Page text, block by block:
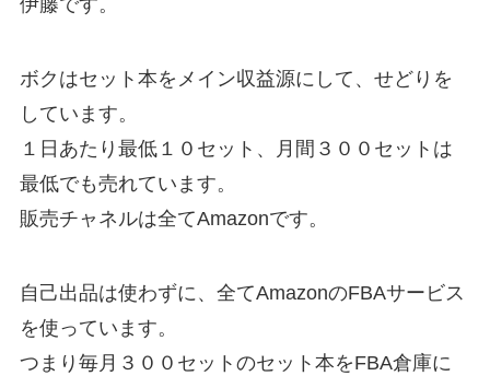
伊藤です。
ボクはセット本をメイン収益源にして、せどりを
しています。
１日あたり最低１０セット、月間３００セットは
最低でも売れています。
販売チャネルは全てAmazonです。
自己出品は使わずに、全てAmazonのFBAサービス
を使っています。
つまり毎月３００セットのセット本をFBA倉庫に